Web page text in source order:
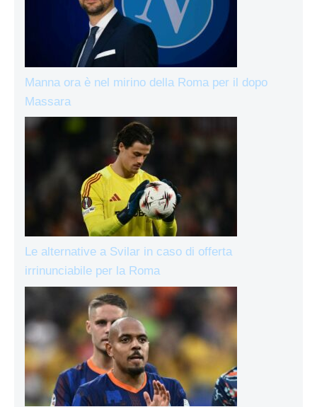
Manna ora è nel mirino della Roma per il dopo
Massara
Le alternative a Svilar in caso di offerta
irrinunciabile per la Roma